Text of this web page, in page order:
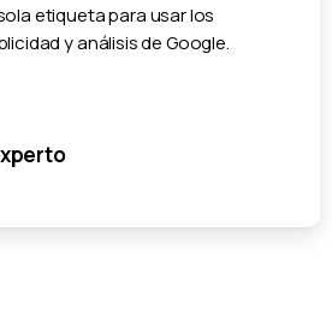
etiqueta para usar los
y análisis de Google.